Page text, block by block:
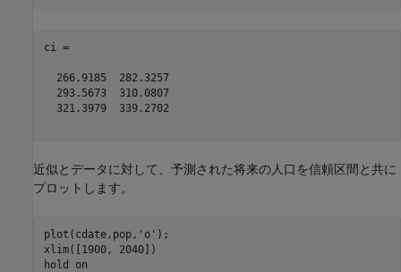
ci =
  266.9185  282.3257
  293.5673  310.0807
  321.3979  339.2702
近似とデータに対して、予測された将来の人口を信頼区間と共に
プロットします。
plot(cdate,pop, 'o' );
xlim([1900, 2040])
hold
on